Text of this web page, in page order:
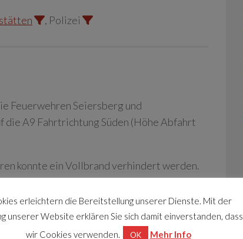
, Polizei
Feuerwehren Seiersberg und
A9 Fahrtrichtung Süden (Höhe Abfahrt
konnte ein Vollbrand verhindert werden.
erleichtern die Bereitstellung unserer Dienste. Mit der
unserer Website erklären Sie sich damit einverstanden, dass
wir Cookies verwenden.
OK Mehr Info